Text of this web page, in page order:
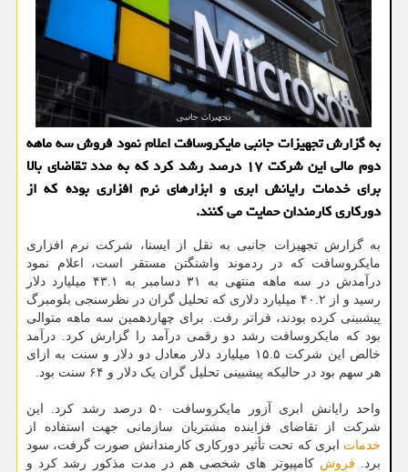
به گزارش تجهیزات جانبی مایکروسافت اعلام نمود فروش سه ماهه
دوم مالی این شرکت ۱۷ درصد رشد کرد که به مدد تقاضای بالا
برای خدمات رایانش ابری و ابزارهای نرم افزاری بوده که از
دورکاری کارمندان حمایت می کنند.
به گزارش تجهیزات جانبی به نقل از ایسنا، شرکت نرم افزاری
مایکروسافت که در ردموند واشنگتن مستقر است، اعلام نمود
درآمدش در سه ماهه منتهی به ۳۱ دسامبر به ۴۳.۱ میلیارد دلار
رسید و از ۴۰.۲ میلیارد دلاری که تحلیل گران در نظرسنجی بلومبرگ
پیشبینی کرده بودند، فراتر رفت. برای چهاردهمین سه ماهه متوالی
بود که مایکروسافت رشد دو رقمی درآمد را گزارش کرد. درآمد
خالص این شرکت ۱۵.۵ میلیارد دلار معادل دو دلار و سنت به ازای
هر سهم بود در حالیکه پیشبینی تحلیل گران یک دلار و ۶۴ سنت بود.
واحد رایانش ابری آزور مایکروسافت ۵۰ درصد رشد کرد. این
شرکت از تقاضای فزاینده مشتریان سازمانی جهت استفاده از
خدمات ابری که تحت تأثیر دورکاری کارمندانش صورت گرفت، سود
برد. فروش کامپیوتر های شخصی هم در مدت مذکور رشد کرد و